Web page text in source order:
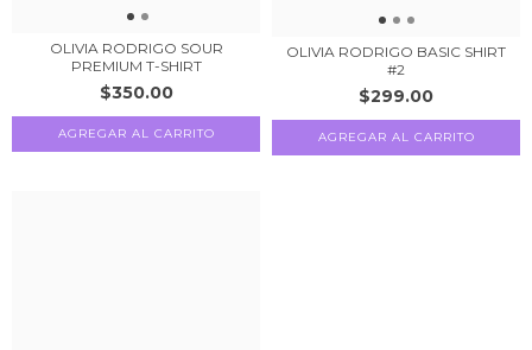
OLIVIA RODRIGO SOUR
PREMIUM T-SHIRT
$350.00
AGREGAR AL CARRITO
OLIVIA RODRIGO BASIC SHIRT
#2
$299.00
AGREGAR AL CARRITO